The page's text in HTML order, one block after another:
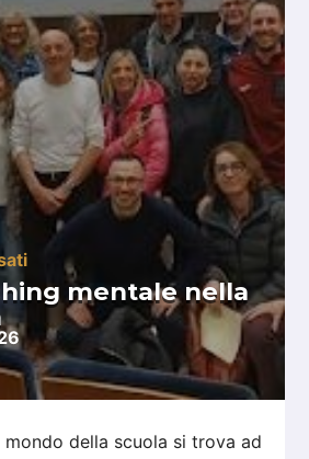
mentale nella
della scuola si trova ad